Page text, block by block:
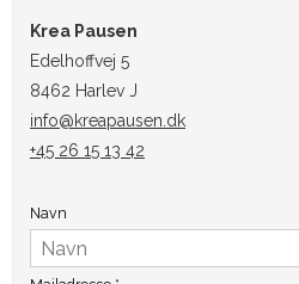
Krea Pausen
Edelhoffvej 5
8462 Harlev J
info@kreapausen.dk
+45 26 15 13 42
Navn